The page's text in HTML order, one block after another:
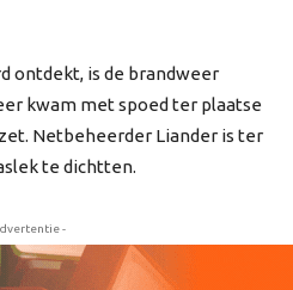
ontdekt, is de brandweer
kwam met spoed ter plaatse
Netbeheerder Liander is ter
te dichtten.
-